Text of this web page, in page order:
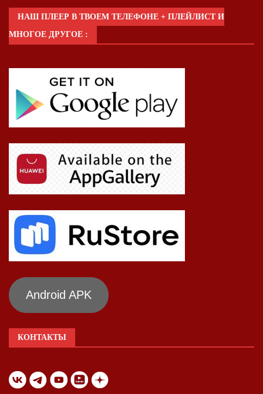
НАШ ПЛЕЕР В ТВОЕМ ТЕЛЕФОНЕ + ПЛЕЙЛИСТ И
МНОГОЕ ДРУГОЕ :
Android APK
КОНТАКТЫ